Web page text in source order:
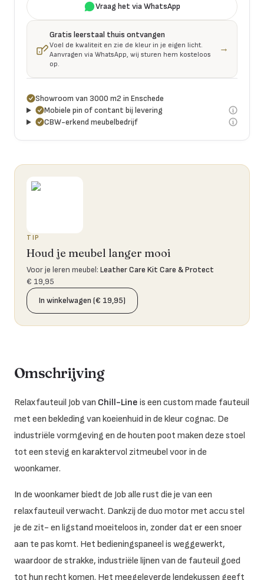
Vraag het via WhatsApp
Gratis leerstaal thuis ontvangen
Voel de kwaliteit en zie de kleur in je eigen licht.
Aanvragen via WhatsApp, wij sturen hem kosteloos
op.
→
Showroom van 3000 m2 in Enschede
Mobiele pin of contant bij levering
CBW-erkend meubelbedrijf
TIP
Houd je meubel langer mooi
Voor je leren meubel: Leather Care Kit Care & Protect
€ 19,95
In winkelwagen (€ 19,95)
Omschrijving
Relaxfauteuil Job van Chill-Line is een custom made fauteuil
met een bekleding van koeienhuid in de kleur cognac. De
industriële vormgeving en de houten poot maken deze stoel
tot een stevig en karaktervol zitmeubel voor in de
woonkamer.
In de woonkamer biedt de Job alle rust die je van een
relaxfauteuil verwacht. Dankzij de duo motor met accu stel
je de zit- en ligstand moeiteloos in, zonder dat er een snoer
aan te pas komt. Het bedieningspaneel is weggewerkt,
waardoor de strakke, industriële lijnen van de fauteuil goed
tot hun recht komen. Het meegeleverde lendekussen geeft